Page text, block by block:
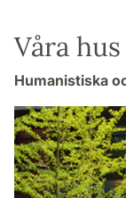
Våra hus
Humanistiska